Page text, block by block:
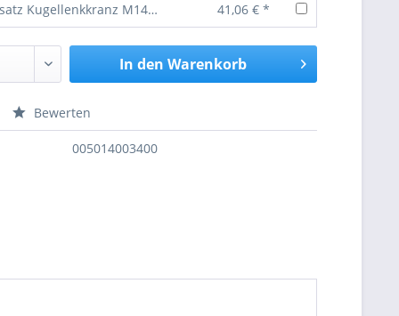
Schraubensatz Kugellenkkranz M14 x 1,5 Güte 10.9 41,06 € *
In den Warenkorb
Bewerten
005014003400